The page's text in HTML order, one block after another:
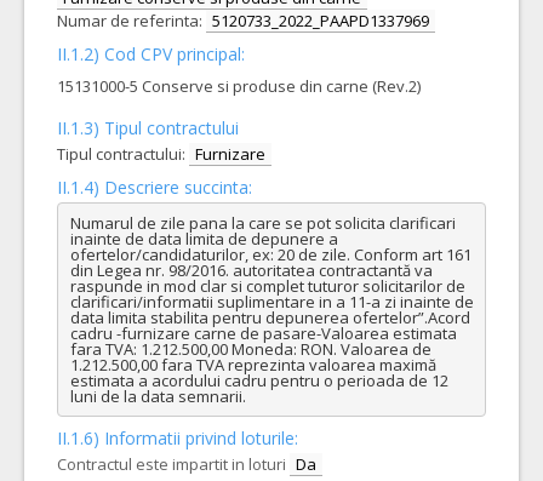
Numar de referinta: 5120733_2022_PAAPD1337969
II.1.2) Cod CPV principal:
15131000-5 Conserve si produse din carne (Rev.2)
II.1.3) Tipul contractului
Tipul contractului: Furnizare
II.1.4) Descriere succinta:
Numarul de zile pana la care se pot solicita clarificari
inainte de data limita de depunere a
ofertelor/candidaturilor, ex: 20 de zile. Conform art 161
din Legea nr. 98/2016. autoritatea contractantă va
raspunde in mod clar si complet tuturor solicitarilor de
clarificari/informatii suplimentare in a 11-a zi inainte de
data limita stabilita pentru depunerea ofertelor”.Acord
cadru -furnizare carne de pasare-Valoarea estimata
fara TVA: 1.212.500,00 Moneda: RON. Valoarea de
1.212.500,00 fara TVA reprezinta valoarea maximă
estimata a acordului cadru pentru o perioada de 12
luni de la data semnarii.
II.1.6) Informatii privind loturile:
Contractul este impartit in loturi Da